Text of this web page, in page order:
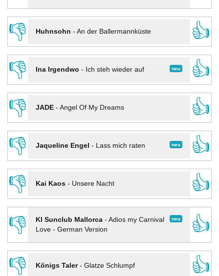
👎
Huhnsohn - An der Ballermannküste
👍
👎
neu
Ina Irgendwo - Ich steh wieder auf
👍
👎
JADE- Angel Of My Dreams
👍
👎
neu
Jaqueline Engel - Lass mich raten
👍
👎
Kai Kaos- Unsere Nacht
👍
👎
neu
KI Sunclub Mallorca- Adios my Carnival
Love - German Version
👍
👎
Königs Taler- Glatze Schlumpf
👍